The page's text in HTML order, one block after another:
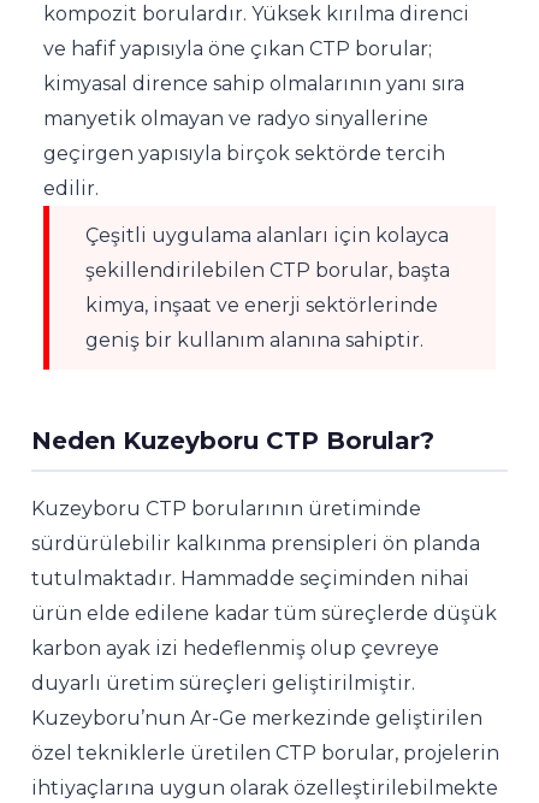
kompozit borulardır. Yüksek kırılma direnci
ve hafif yapısıyla öne çıkan CTP borular;
kimyasal dirence sahip olmalarının yanı sıra
manyetik olmayan ve radyo sinyallerine
geçirgen yapısıyla birçok sektörde tercih
edilir.
Çeşitli uygulama alanları için kolayca
şekillendirilebilen CTP borular, başta
kimya, inşaat ve enerji sektörlerinde
geniş bir kullanım alanına sahiptir.
Neden Kuzeyboru CTP Borular?
Kuzeyboru CTP borularının üretiminde
sürdürülebilir kalkınma prensipleri ön planda
tutulmaktadır. Hammadde seçiminden nihai
ürün elde edilene kadar tüm süreçlerde düşük
karbon ayak izi hedeflenmiş olup çevreye
duyarlı üretim süreçleri geliştirilmiştir.
Kuzeyboru’nun Ar-Ge merkezinde geliştirilen
özel tekniklerle üretilen CTP borular, projelerin
ihtiyaçlarına uygun olarak özelleştirilebilmekte